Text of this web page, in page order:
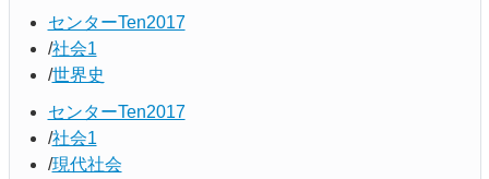
センターTen2017
社会1
世界史
センターTen2017
社会1
現代社会